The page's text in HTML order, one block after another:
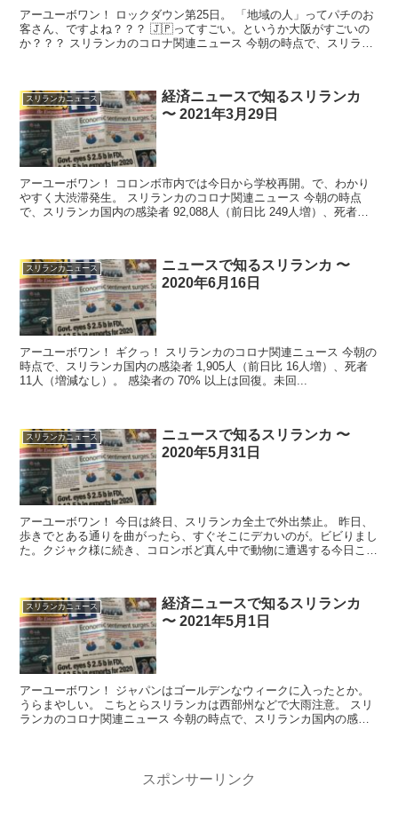
アーユーボワン！ ロックダウン第25日。 「地域の人」ってパチのお
客さん、ですよね？？？ 🇯🇵ってすごい。というか大阪がすごいの
か？？？ スリランカのコロナ関連ニュース 今朝の時点で、スリラン
スリランカニュース
経済ニュースで知るスリランカ
〜 2021年3月29日
アーユーボワン！ コロンボ市内では今日から学校再開。で、わかり
やすく大渋滞発生。 スリランカのコロナ関連ニュース 今朝の時点
で、スリランカ国内の感染者 92,088人（前日比 249人増）、死者
スリランカニュース
ニュースで知るスリランカ 〜
2020年6月16日
アーユーボワン！ ギクっ！ スリランカのコロナ関連ニュース 今朝の
時点で、スリランカ国内の感染者 1,905人（前日比 16人増）、死者
11人（増減なし）。 感染者の 70% 以上は回復。未回...
スリランカニュース
ニュースで知るスリランカ 〜
2020年5月31日
アーユーボワン！ 今日は終日、スリランカ全土で外出禁止。 昨日、
歩きでとある通りを曲がったら、すぐそこにデカいのが。ビビりまし
た。クジャク様に続き、コロンボど真ん中で動物に遭遇する今日この
スリランカニュース
経済ニュースで知るスリランカ
〜 2021年5月1日
アーユーボワン！ ジャパンはゴールデンなウィークに入ったとか。
うらまやしい。 こちとらスリランカは西部州などで大雨注意。 スリ
ランカのコロナ関連ニュース 今朝の時点で、スリランカ国内の感染
スポンサーリンク